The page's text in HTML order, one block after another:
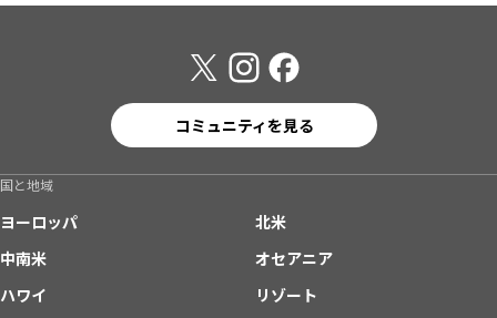
コミュニティを見る
国と地域
ヨーロッパ
北米
中南米
オセアニア
ハワイ
リゾート